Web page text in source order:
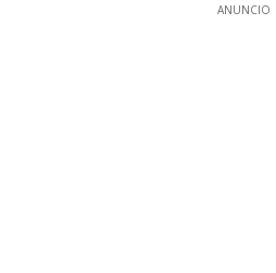
ANUNCIO